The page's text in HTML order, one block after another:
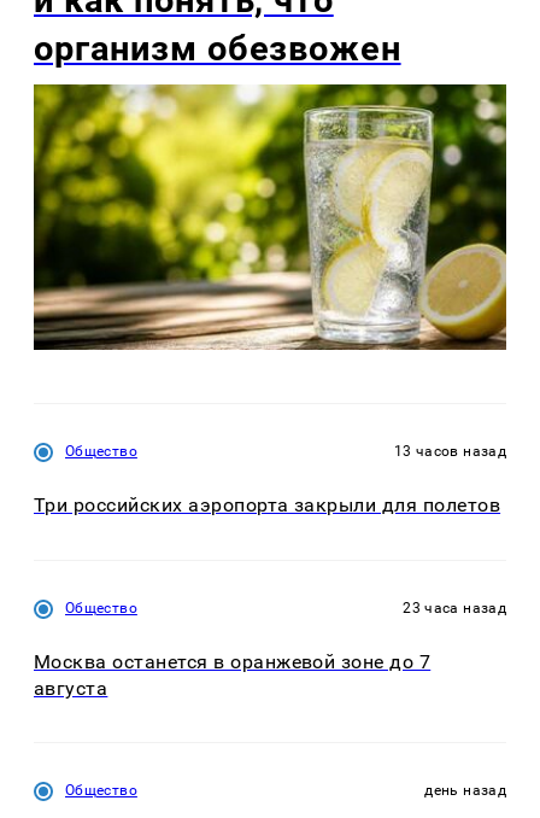
организм обезвожен
Общество 13 часов назад
Три российских аэропорта закрыли для полетов
Общество 23 часа назад
Москва останется в оранжевой зоне до 7
августа
Общество день назад